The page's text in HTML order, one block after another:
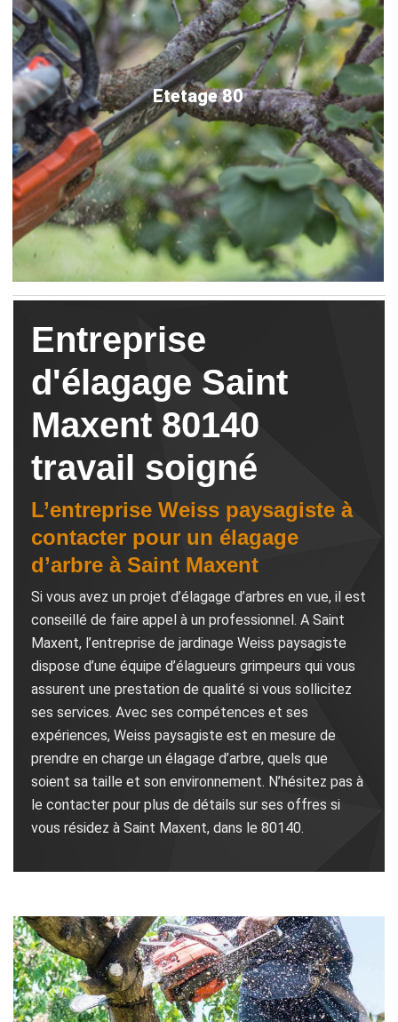
Etetage 80
Entreprise
d'élagage Saint
Maxent 80140
travail soigné
L’entreprise Weiss paysagiste à
contacter pour un élagage
d’arbre à Saint Maxent
Si vous avez un projet d’élagage d’arbres en vue, il est
conseillé de faire appel à un professionnel. A Saint
Maxent, l’entreprise de jardinage Weiss paysagiste
dispose d’une équipe d’élagueurs grimpeurs qui vous
assurent une prestation de qualité si vous sollicitez
ses services. Avec ses compétences et ses
expériences, Weiss paysagiste est en mesure de
prendre en charge un élagage d’arbre, quels que
soient sa taille et son environnement. N’hésitez pas à
le contacter pour plus de détails sur ses offres si
vous résidez à Saint Maxent, dans le 80140.